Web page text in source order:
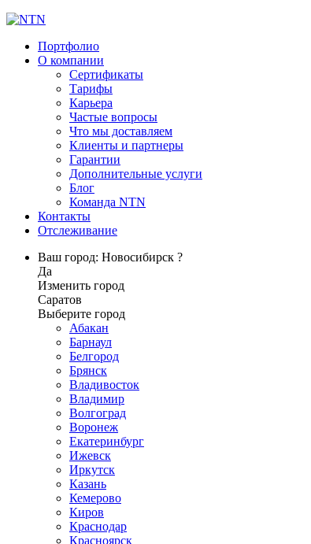
Портфолио
О компании
Сертификаты
Тарифы
Карьера
Частые вопросы
Что мы доставляем
Клиенты и партнеры
Гарантии
Дополнительные услуги
Блог
Команда NTN
Контакты
Отслеживание
Ваш город: Новосибирск ?
Да
Изменить город
Саратов
Выберите город
Абакан
Барнаул
Белгород
Брянск
Владивосток
Владимир
Волгоград
Воронеж
Екатеринбург
Ижевск
Иркутск
Казань
Кемерово
Киров
Краснодар
Красноярск